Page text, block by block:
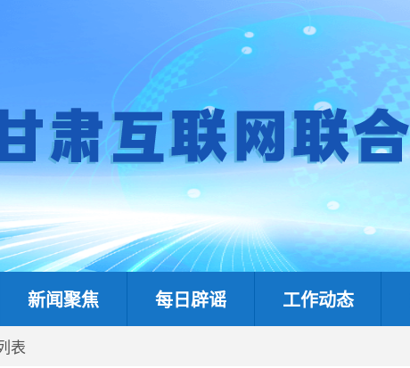
新闻聚焦 每日辟谣 工作动态
表